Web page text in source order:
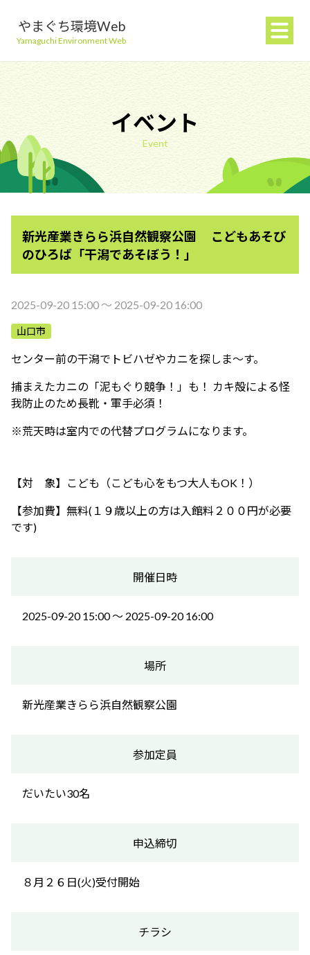
やまぐち環境Web
Yamaguchi Environment Web
地球温暖化を防ぐ
ごみを減らす
自然環境を守る
生活環境を守る（大気・水）
イベント
Event
新光産業きらら浜自然観察公園 こどもあそび
のひろば「干潟であそぼう！」
2025-09-20 15:00 〜 2025-09-20 16:00
山口市
センター前の干潟でトビハゼやカニを探しま～す。
捕まえたカニの「泥もぐり競争！」も！ カキ殻による怪
我防止のため長靴・軍手必須！
※荒天時は室内での代替プログラムになります。
【対 象】こども（こども心をもつ大人もOK！）
【参加費】無料(１９歳以上の方は入館料２００円が必要
です)
開催日時
2025-09-20 15:00 〜 2025-09-20 16:00
場所
新光産業きらら浜自然観察公園
参加定員
だいたい30名
申込締切
８月２６日(火)受付開始
チラシ